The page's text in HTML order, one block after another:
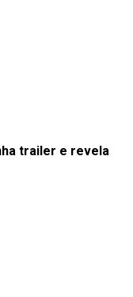
trailer e revela